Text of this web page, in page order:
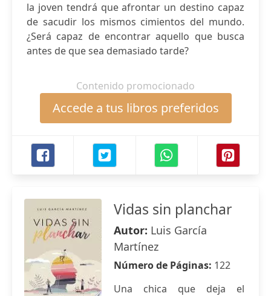
la joven tendrá que afrontar un destino capaz
de sacudir los mismos cimientos del mundo.
¿Será capaz de encontrar aquello que busca
antes de que sea demasiado tarde?
Contenido promocionado
Accede a tus libros preferidos
Vidas sin planchar
Autor: Luis García
Martínez
Número de Páginas: 122
Una chica que deja el